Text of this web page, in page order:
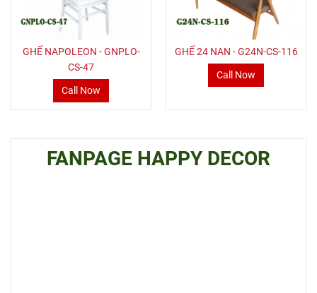
GHẾ NAPOLEON - GNPLO-
CS-47
Call Now
GHẾ 24 NAN - G24N-CS-116
Call Now
FANPAGE HAPPY DECOR